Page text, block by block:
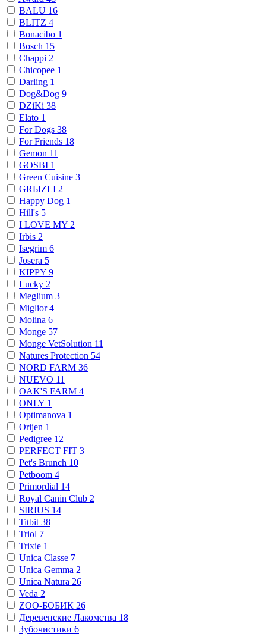
BALU 16
BLITZ 4
Bonacibo 1
Bosch 15
Chappi 2
Chicopee 1
Darling 1
Dog&Dog 9
DZiKi 38
Elato 1
For Dogs 38
For Friends 18
Gemon 11
GOSBI 1
Green Cuisine 3
GRЫZLI 2
Happy Dog 1
Hill's 5
I LOVE MY 2
Irbis 2
Isegrim 6
Josera 5
KIPPY 9
Lucky 2
Meglium 3
Miglior4
Molina 6
Monge 57
Monge VetSolution 11
Natures Protection 54
NORD FARM 36
NUEVO 11
OAK'S FARM 4
ONLY 1
Optimanova 1
Orijen 1
Pedigree 12
PERFECT FIT 3
Pet's Brunch 10
Petboom 4
Primordial 14
Royal Canin Club 2
SIRIUS 14
Titbit 38
Triol 7
Trixie 1
Unica Classe 7
Unica Gemma 2
Unica Natura 26
Veda 2
ZОО-БОБИК 26
Деревенские Лакомства 18
Зубочистики 6